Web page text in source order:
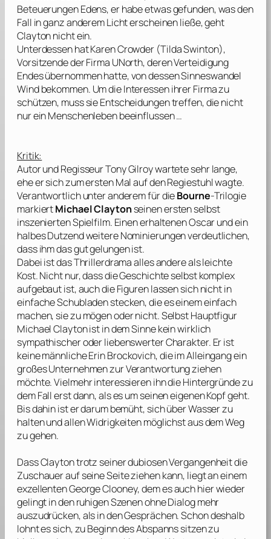
Beteuerungen Edens, er habe etwas gefunden, was den
Fall in ganz anderem Licht erscheinen ließe, geht
Clayton nicht ein.
Unterdessen hat Karen Crowder (Tilda Swinton),
Vorsitzende der Firma UNorth, deren Verteidigung
Endes übernommen hatte, von dessen Sinneswandel
Wind bekommen. Um die Interessen ihrer Firma zu
schützen, muss sie Entscheidungen treffen, die nicht
nur ein Menschenleben beeinflussen …
Kritik:
Autor und RegisseurTony Gilroywartete sehr lange,
ehe er sich zum ersten Mal auf den Regiestuhl wagte.
Verantwortlich unter anderem für dieBourne-Trilogie
markiertMichael Claytonseinen ersten selbst
inszenierten Spielfilm. Einen erhaltenen Oscar und ein
halbes Dutzend weitere Nominierungen verdeutlichen,
dass ihm das gut gelungen ist.
Dabei ist das Thrillerdrama alles andere als leichte
Kost. Nicht nur, dass die Geschichte selbst komplex
aufgebaut ist, auch die Figuren lassen sich nicht in
einfache Schubladen stecken, die es einem einfach
machen, sie zu mögen oder nicht. Selbst Hauptfigur
Michael Clayton ist in dem Sinne kein wirklich
sympathischer oder liebenswerter Charakter. Er ist
keine männlicheErin Brockovich, die im Alleingang ein
großes Unternehmen zur Verantwortung ziehen
möchte. Vielmehr interessieren ihn die Hintergründe zu
dem Fall erst dann, als es um seinen eigenen Kopf geht.
Bis dahin ist er darum bemüht, sich über Wasser zu
halten und allen Widrigkeiten möglichst aus dem Weg
zu gehen.
Dass Clayton trotz seiner dubiosen Vergangenheit die
Zuschauer auf seine Seite ziehen kann, liegt an einem
exzellentenGeorge Clooney, dem es auch hier wieder
gelingt in den ruhigen Szenen ohne Dialog mehr
auszudrücken, als in den Gesprächen. Schon deshalb
lohnt es sich, zu Beginn des Abspanns sitzen zu